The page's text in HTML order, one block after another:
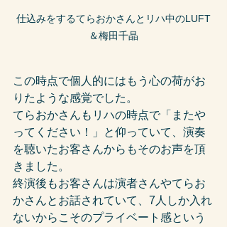
仕込みをするてらおかさんとリハ中のLUFT
＆梅田千晶
この時点で個人的にはもう心の荷がお
りたような感覚でした。
てらおかさんもリハの時点で「またや
ってください！」と仰っていて、演奏
を聴いたお客さんからもそのお声を頂
きました。
終演後もお客さんは演者さんやてらお
かさんとお話されていて、7人しか入れ
ないからこそのプライベート感という